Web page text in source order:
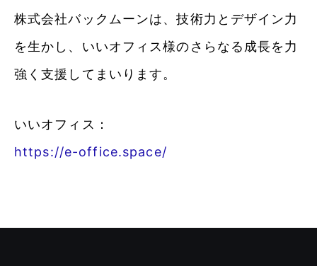
株式会社バックムーンは、技術力とデザイン力
を生かし、いいオフィス様のさらなる成長を力
強く支援してまいります。
いいオフィス：
https://e-office.space/